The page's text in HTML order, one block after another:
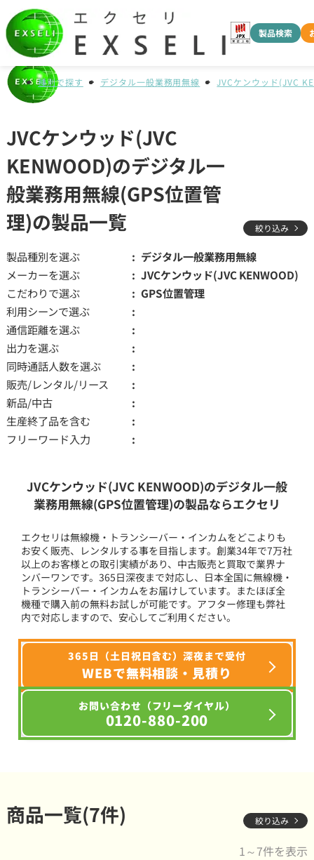
製品検索
種別で探す デジタル一般業務用無線 JVCケンウッド(JVC
JVCケンウッド(JVC
KENWOOD)のデジタル一
般業務用無線(GPS位置管
理)の製品一覧
絞り込み
製品種別を選ぶ
デジタル一般業務用無線
メーカーを選ぶ
JVCケンウッド(JVC KENWOOD)
こだわりで選ぶ
GPS位置管理
利用シーンで選ぶ
通信距離を選ぶ
出力を選ぶ
同時通話人数を選ぶ
販売/レンタル/リース
新品/中古
生産終了品を含む
フリーワード入力
JVCケンウッド(JVC KENWOOD)のデジタル一般
業務用無線(GPS位置管理)の製品ならエクセリ
エクセリは無線機・トランシーバー・インカムをどこよりも
お安く販売、レンタルする事を目指します。創業34年で7万社
以上のお客様との取引実績があり、中古販売と買取で業界ナ
ンバーワンです。365日深夜まで対応し、日本全国に無線機・
トランシーバー・インカムをお届けしています。またほぼ全
機種で購入前の無料お試しが可能です。アフター修理も弊社
内で対応しますので、安心してご利用ください。
365日（土日祝日含む）深夜まで受付
WEBで無料相談・見積り
お問い合わせ（フリーダイヤル）
0120-880-200
商品一覧(7件) 絞り込み
1～7件を表示